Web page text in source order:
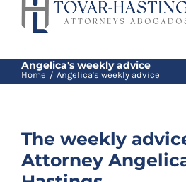
Start
About us
Angelica's weekly advice
Home Angelica's weekly advice
The weekly
Attorney